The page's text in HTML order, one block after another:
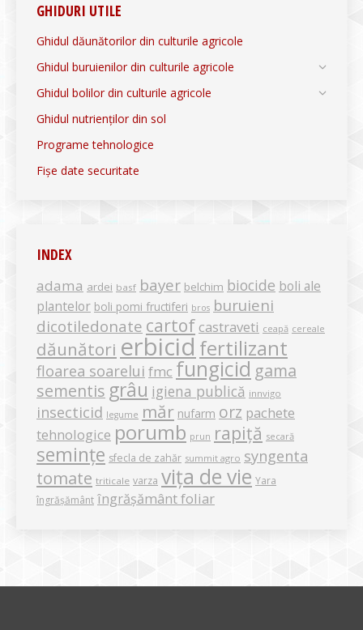
GHIDURI UTILE
Ghidul dăunătorilor din culturile agricole
Ghidul buruienilor din culturile agricole
Ghidul bolilor din culturile agricole
Ghidul nutrienților din sol
Programe tehnologice
Fișe date securitate
INDEX
adama ardei basf bayer belchim biocide boli ale
plantelor boli pomi fructiferi bros buruieni
dicotiledonate cartof castraveti ceapă cereale
dăunători erbicid fertilizant
floarea soarelui fmc fungicid gama
sementis grâu igiena publică innvigo
insecticid legume măr nufarm orz pachete
tehnologice porumb prun rapiță secară
semințe sfecla de zahăr summit agro syngenta
tomate triticale varza vița de vie Yara
îngrășământ îngrășământ foliar